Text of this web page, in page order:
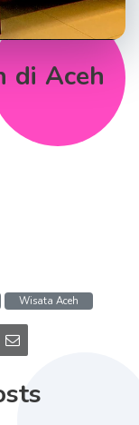
di Aceh
Wisata Aceh